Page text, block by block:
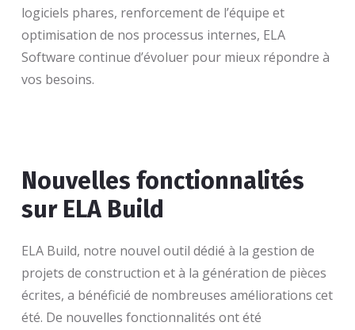
logiciels phares, renforcement de l’équipe et
optimisation de nos processus internes, ELA
Software continue d’évoluer pour mieux répondre à
vos besoins.
Nouvelles fonctionnalités
sur ELA Build
ELA Build, notre nouvel outil dédié à la gestion de
projets de construction et à la génération de pièces
écrites, a bénéficié de nombreuses améliorations cet
été. De nouvelles fonctionnalités ont été